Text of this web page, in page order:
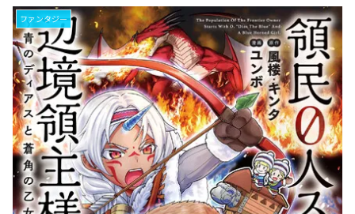
ファンタジー